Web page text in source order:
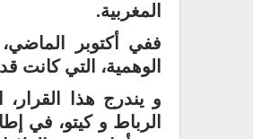
المغربية.
ففي أكتوبر الماضي،
الوهمية، التي كانت قد إعترفت بها سنة
و يندرج هذا
الرباط و كيتو، في